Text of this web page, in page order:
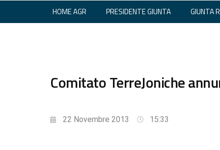
HOME AGR PRESIDENTE GIUNTA GIUNTA
Comitato TerreJoniche
22 Novembre 2013 15:33